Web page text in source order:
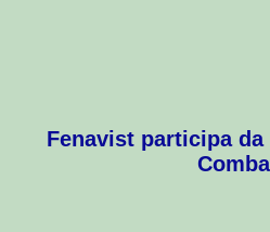
Fenavist participa da